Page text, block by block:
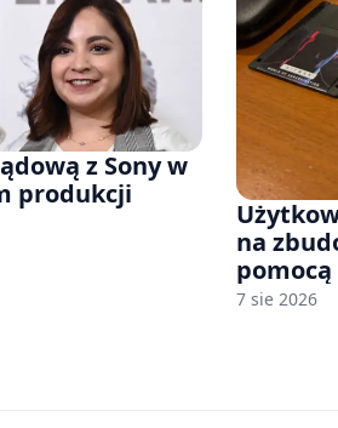
z Sony w
produkcji
na
7 sie 2026